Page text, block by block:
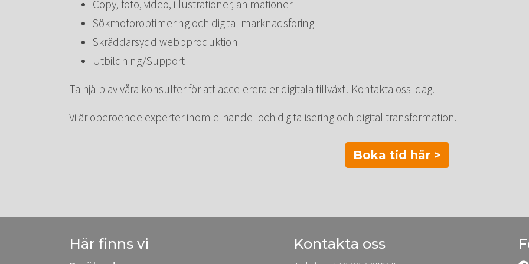
Copy, foto, video, illustrationer, animationer
Sökmotoroptimering och digital marknadsföring
Skräddarsydd webbproduktion
Utbildning/Support
Ta hjälp av våra konsulter för att accelerera er digitala tillväxt! Kontakta oss idag.
Vi är oberoende experter inom e-handel och digitalisering och digital transformation.
Boka tid här >
Här finns vi Kontakta oss